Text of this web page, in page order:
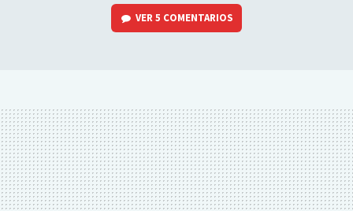
VER5 COMENTARIOS